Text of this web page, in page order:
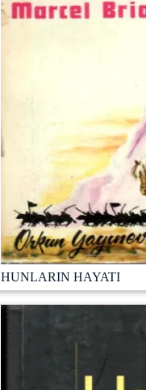
HUNLARIN HAYATI